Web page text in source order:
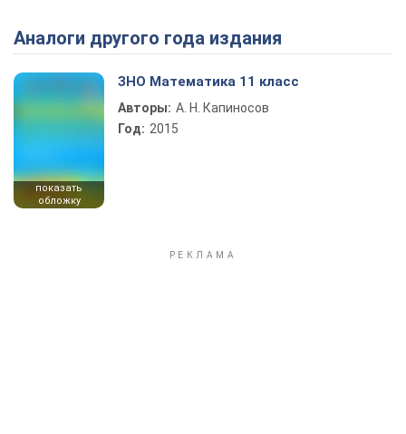
Play Video
Аналоги другого года издания
показать
обложку
ЗНО Математика 11 класс
Авторы: А. Н. Капиносов
Год: 2015